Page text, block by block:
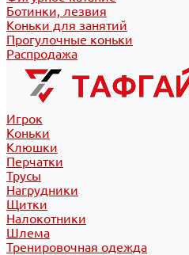
Ботинки, лезвия
Коньки для занятий
Прогулочные коньки
Распродажа
Игрок
Коньки
Клюшки
Перчатки
Трусы
Нагрудники
Щитки
Налокотники
Шлема
Тренировочная одежда